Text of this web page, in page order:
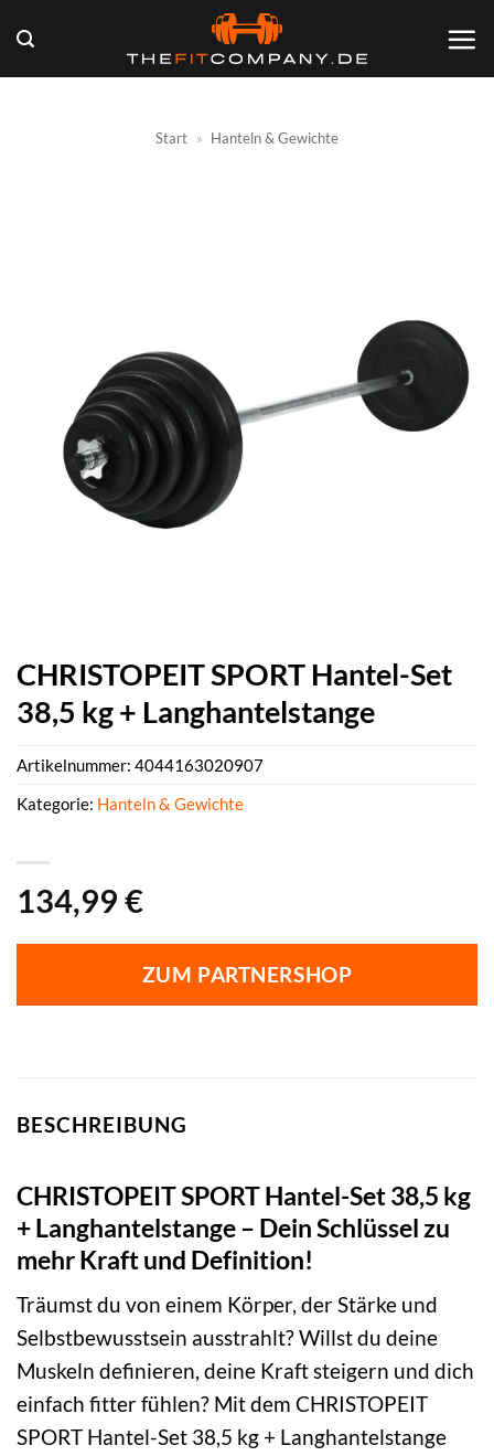
Inhalt
springen
Start » Hanteln & Gewichte
CHRISTOPEIT SPORT Hantel-Set
38,5 kg + Langhantelstange
134,99 €
ZUM PARTNERSHOP
Artikelnummer: 4044163020907
Kategorie: Hanteln & Gewichte
BESCHREIBUNG
CHRISTOPEIT SPORT Hantel-Set 38,5 kg
+ Langhantelstange – Dein Schlüssel zu
mehr Kraft und Definition!
Träumst du von einem Körper, der Stärke und
Selbstbewusstsein ausstrahlt? Willst du deine
Muskeln definieren, deine Kraft steigern und dich
einfach fitter fühlen? Mit dem CHRISTOPEIT
SPORT Hantel-Set 38,5 kg + Langhantelstange